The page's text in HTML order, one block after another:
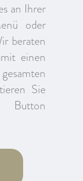
an Ihrer
oder
beraten
einen
Sie